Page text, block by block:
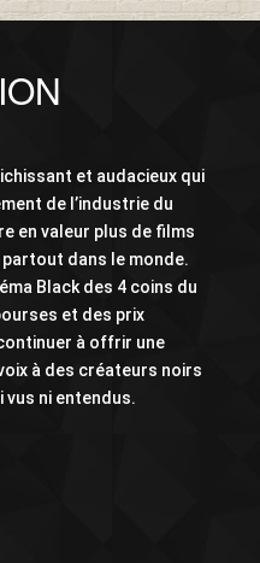
et audacieux qui
de l’industrie du
en valeur plus de films
dans le monde.
Black des 4 coins du
et des prix
à offrir une
à des créateurs noirs
vus ni entendus.